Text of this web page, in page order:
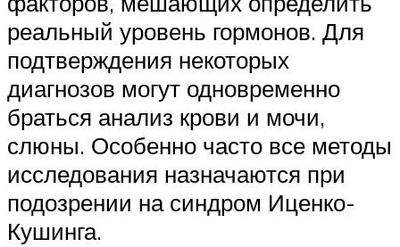
реальный уровень гормонов. Для
подтверждения некоторых
диагнозов могут одновременно
браться анализ крови и мочи,
слюны. Особенно часто все методы
исследования назначаются при
подозрении на синдром Иценко-
Кушинга.